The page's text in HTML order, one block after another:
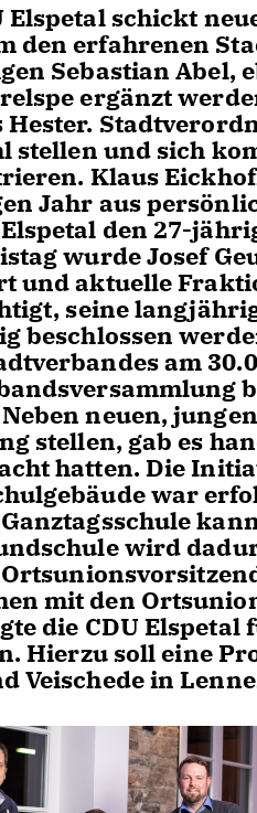
Elspetal schickt
den erfahrenen
Sebastian Abel,
ergänzt
Hester.
stellen und sich
Klaus
Jahr aus
den 27-
wurde Josef
und aktuelle
seine
beschlossen
am
neuen,
stellen, gab es
hatten. Die
war
wird
mit den
die CDU Elspetal
Hierzu soll eine
Veischede in